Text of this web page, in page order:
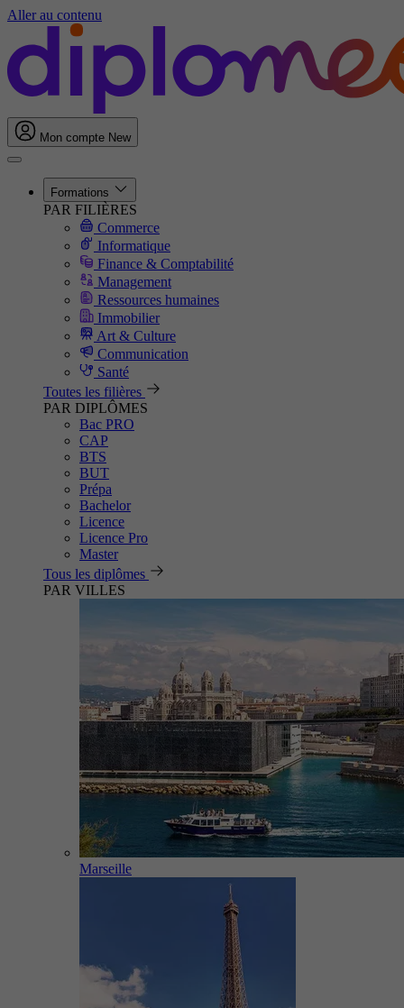
Aller au contenu
Mon compte New
Formations
PAR FILIÈRES
Commerce
Informatique
Finance & Comptabilité
Management
Ressources humaines
Immobilier
Art & Culture
Communication
Santé
Toutes les filières
PAR DIPLÔMES
Bac PRO
CAP
BTS
BUT
Prépa
Bachelor
Licence
Licence Pro
Master
Tous les diplômes
PAR VILLES
Marseille